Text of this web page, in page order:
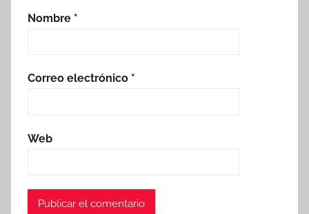
Nombre *
Correo electrónico *
Web